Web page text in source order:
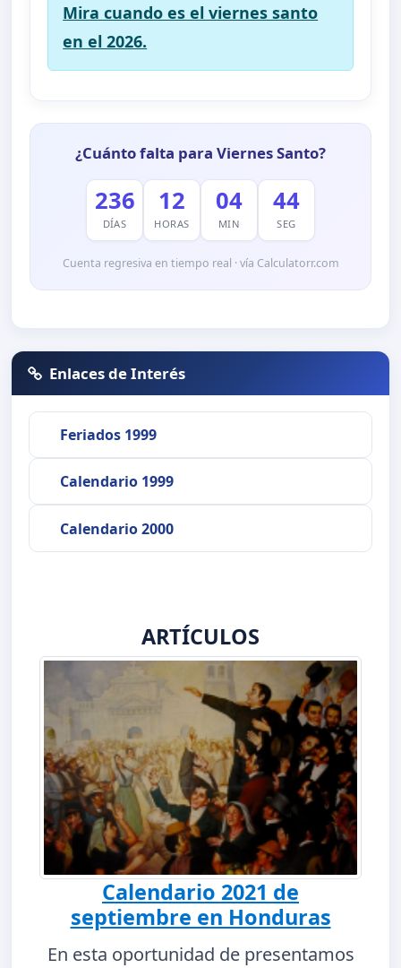
Mira cuando es el viernes santo
en el 2026.
¿Cuánto falta para Viernes Santo?
236
DÍAS
12
HORAS
04
MIN
44
SEG
Cuenta regresiva en tiempo real · vía Calculatorr.com
Enlaces de Interés
Feriados 1999
Calendario 1999
Calendario 2000
ARTÍCULOS
Calendario 2021 de
septiembre en Honduras
En esta oportunidad de presentamos